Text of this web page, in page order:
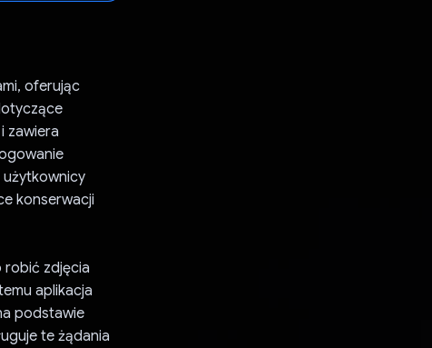
oferując
zawiera
użytkownicy
konserwacji
robić zdjęcia
aplikacja
podstawie
te żądania